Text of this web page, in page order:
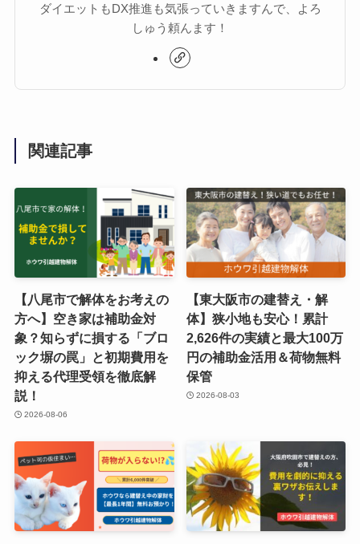
ダイエットもDX推進も気張っていきますんで、よろ
しゅう頼んます！
関連記事
【八尾市で解体をお考えの
方へ】空き家は補助金対
象？知らずに損する「ブロ
ック塀の罠」と初期費用を
抑える代理受領を徹底解
説！
2026-08-06
【東大阪市の建替え・解
体】狭小地も安心！累計
2,626件の実績と最大100万
円の補助金活用＆荷物無料
保管
2026-08-03